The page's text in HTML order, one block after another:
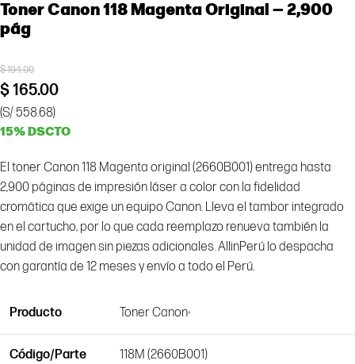
Toner Canon 118 Magenta Original — 2,900
pág
$194.00
$165.00
(S/ 558.68)
15% DSCTO
El toner Canon 118 Magenta original (2660B001) entrega hasta
2,900 páginas de impresión láser a color con la fidelidad
cromática que exige un equipo Canon. Lleva el tambor integrado
en el cartucho, por lo que cada reemplazo renueva también la
unidad de imagen sin piezas adicionales. AllinPerú lo despacha
con garantía de 12 meses y envío a todo el Perú.
Producto TonerCanon®
Código/Parte 118M (2660B001)